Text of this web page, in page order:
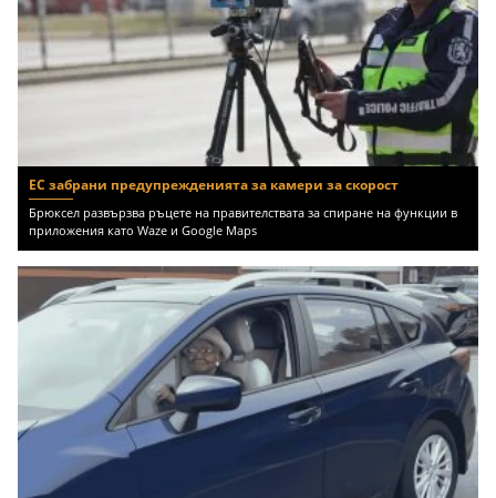
ЕС забрани предупрежденията за камери за скорост
Брюксел развързва ръцете на правителствата за спиране на функции в
приложения като Waze и Google Maps